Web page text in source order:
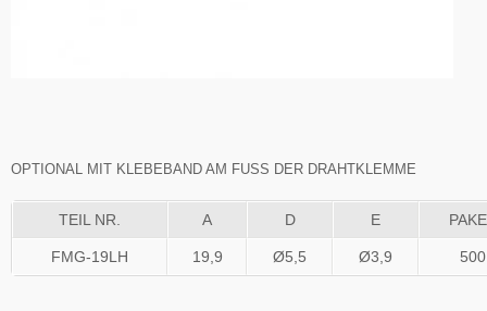
OPTIONAL MIT KLEBEBAND AM FUSS DER DRAHTKLEMME
TEIL NR. A D E
FMG-19LH 19,9 Ø5,5 Ø3,9 500